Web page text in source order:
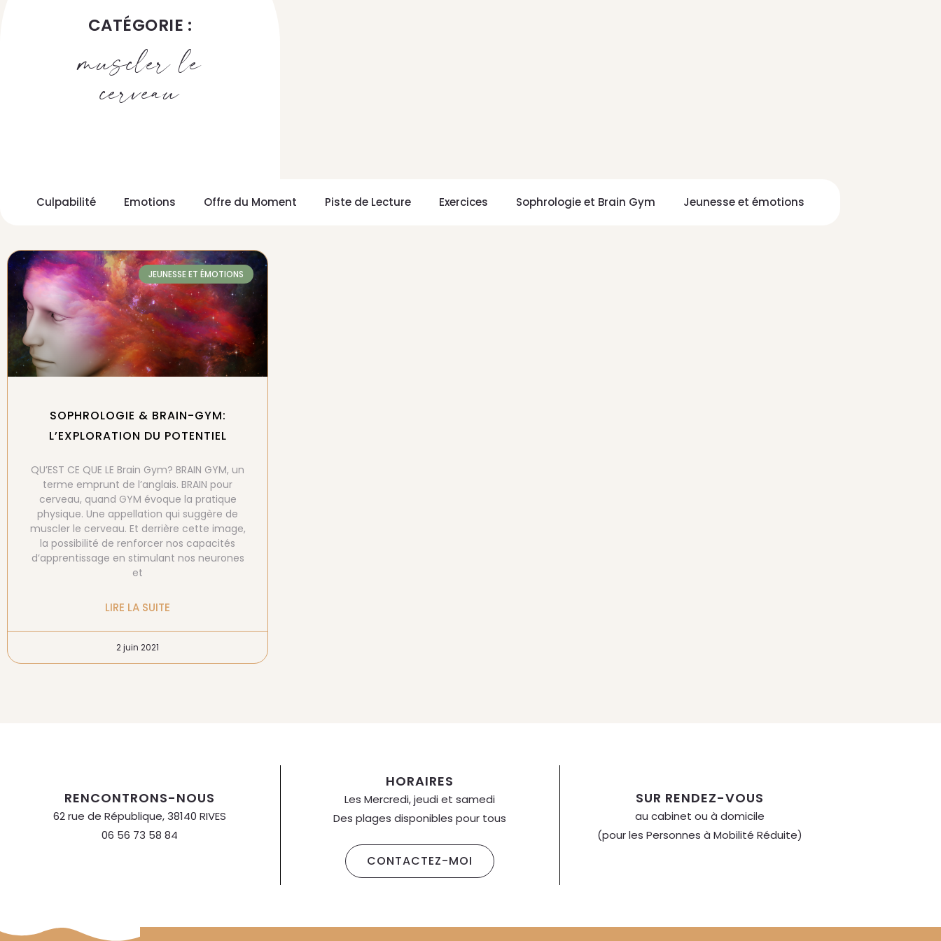
CATÉGORIE :
muscler le
cerveau
Culpabilité Emotions Offre du Moment Piste de Lecture Exercices Sophrologie et Brain Gym Jeunesse et émotions
JEUNESSE ET ÉMOTIONS
SOPHROLOGIE & BRAIN-GYM:
L’EXPLORATION DU POTENTIEL
QU’EST CE QUE LE Brain Gym? BRAIN GYM, un
terme emprunt de l’anglais. BRAIN pour
cerveau, quand GYM évoque la pratique
physique. Une appellation qui suggère de
muscler le cerveau. Et derrière cette image,
la possibilité de renforcer nos capacités
d’apprentissage en stimulant nos neurones
et
LIRE LA SUITE
2 juin 2021
RENCONTRONS-NOUS
62 rue de République, 38140 RIVES
06 56 73 58 84
HORAIRES
Les Mercredi, jeudi et samedi
Des plages disponibles pour tous
CONTACTEZ-MOI
SUR RENDEZ-VOUS
au cabinet ou à domicile
(pour les Personnes à Mobilité Réduite)